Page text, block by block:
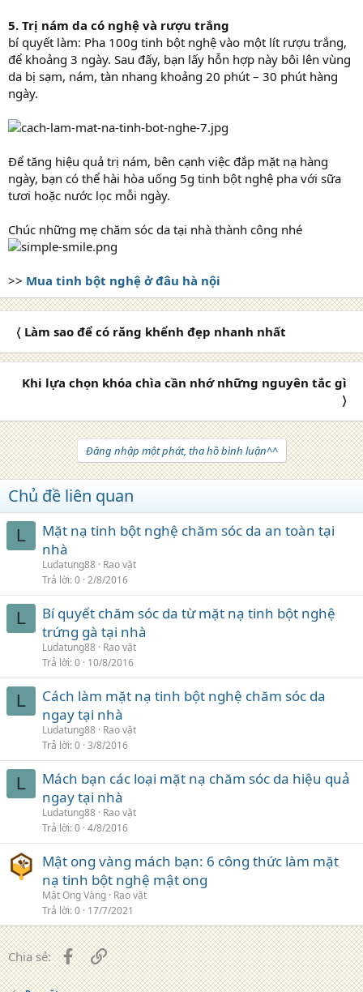
5. Trị nám da có nghệ và rượu trắng
bí quyết làm: Pha 100g tinh bột nghệ vào một lít rượu trắng,
để khoảng 3 ngày. Sau đấy, bạn lấy hỗn hợp này bôi lên vùng
da bị sạm, nám, tàn nhang khoảng 20 phút – 30 phút hàng
ngày.
Để tăng hiệu quả trị nám, bên cạnh việc đắp mặt nạ hàng
ngày, bạn có thể hài hòa uống 5g tinh bột nghệ pha với sữa
tươi hoặc nước lọc mỗi ngày.
Chúc những mẹ chăm sóc da tại nhà thành công nhé
>> Mua tinh bột nghệ ở đâu hà nội
〈 Làm sao để có răng khểnh đẹp nhanh nhất
Khi lựa chọn khóa chìa cần nhớ những nguyên tắc gì
〉
Đăng nhập một phát, tha hồ bình luận^^
Chủ đề liên quan
L
Mặt nạ tinh bột nghệ chăm sóc da an toàn tại
nhà
Ludatung88 Rao vặt
Trả lời 0 2/8/2016
L
Bí quyết chăm sóc da từ mặt nạ tinh bột nghệ
trứng gà tại nhà
Ludatung88 Rao vặt
Trả lời 0 10/8/2016
L
Cách làm mặt nạ tinh bột nghệ chăm sóc da
ngay tại nhà
Ludatung88 Rao vặt
Trả lời 0 3/8/2016
L
Mách bạn các loại mặt nạ chăm sóc da hiệu quả
ngay tại nhà
Ludatung88 Rao vặt
Trả lời 0 4/8/2016
Mật ong vàng mách bạn: 6 công thức làm mặt
nạ tinh bột nghệ mật ong
Mật Ong Vàng Rao vặt
Trả lời 0 17/7/2021
Chia sẻ: FacebookLiên kết